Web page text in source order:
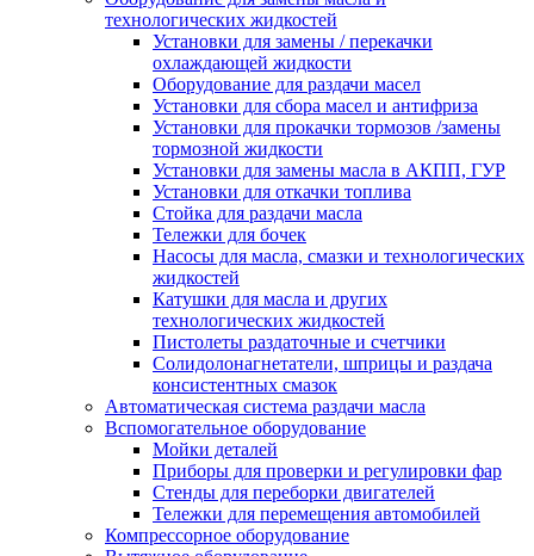
технологических жидкостей
Установки для замены / перекачки
охлаждающей жидкости
Оборудование для раздачи масел
Установки для сбора масел и антифриза
Установки для прокачки тормозов /замены
тормозной жидкости
Установки для замены масла в АКПП, ГУР
Установки для откачки топлива
Стойка для раздачи масла
Тележки для бочек
Насосы для масла, смазки и технологических
жидкостей
Катушки для масла и других
технологических жидкостей
Пистолеты раздаточные и счетчики
Солидолонагнетатели, шприцы и раздача
консистентных смазок
Автоматическая система раздачи масла
Вспомогательное оборудование
Мойки деталей
Приборы для проверки и регулировки фар
Стенды для переборки двигателей
Тележки для перемещения автомобилей
Компрессорное оборудование